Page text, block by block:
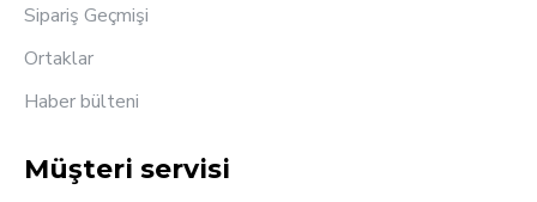
Sipariş Geçmişi
Ortaklar
Haber bülteni
Müşteri servisi